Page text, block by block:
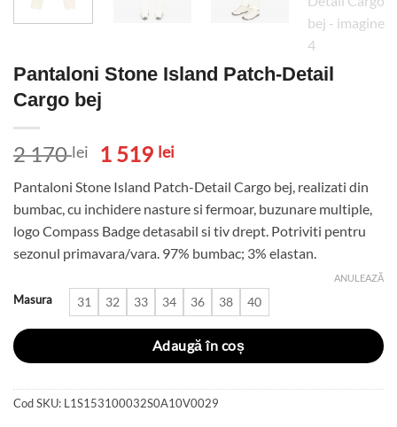
Pantaloni Stone Island Patch-Detail
Cargo bej
2 170lei
Prețul
a
fost:
2
170 lei.
1 519 leiPrețul
este:
1
519 lei.
Pantaloni Stone Island Patch-Detail Cargo bej, realizati din
bumbac, cu inchidere nasture si fermoar, buzunare multiple,
logo Compass Badge detasabil si tiv drept. Potriviti pentru
sezonul primavara/vara. 97% bumbac; 3% elastan.
Masura 31 32 33 34 36 38 40
ANULEAZĂ
Adaugă în coș
Cod SKU: L1S153100032S0A10V0029